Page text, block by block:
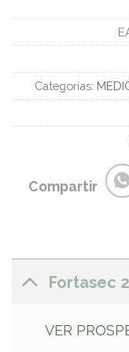
Categorías:
Compartir
Fortasec
VER